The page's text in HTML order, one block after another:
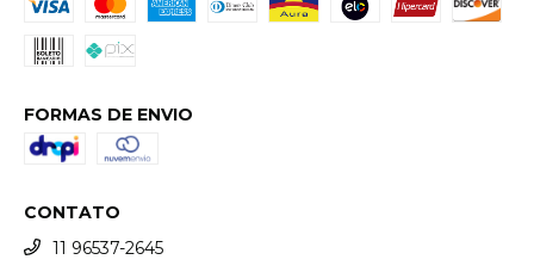
FORMAS DE ENVIO
CONTATO
11 96537-2645